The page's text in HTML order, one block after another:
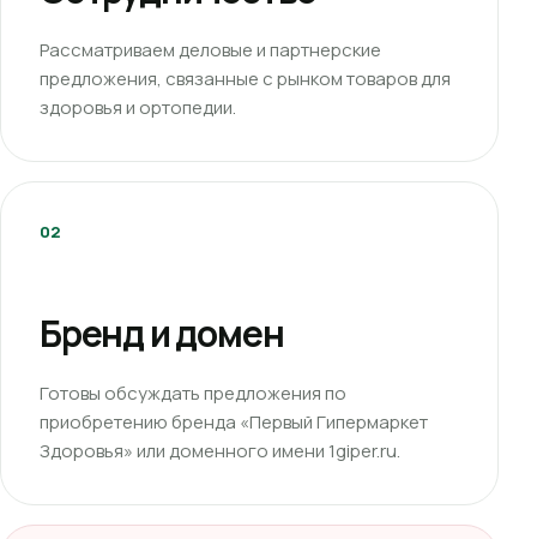
Рассматриваем деловые и партнерские
предложения, связанные с рынком товаров для
здоровья и ортопедии.
02
Бренд и домен
Готовы обсуждать предложения по
приобретению бренда «Первый Гипермаркет
Здоровья» или доменного имени 1giper.ru.